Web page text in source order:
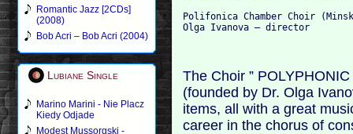
Romantic Jazz [2CDs]
(2008)
Bob Acri – Bob Acri (2004)
Lubiane Single
Marino Marini - Nie Placz
Kiedy Odjade
Modest Mussorgski -
Polifonica Chamber Choir
The Choir ”
(founded by Dr. Olga
items, all with a great
career in the chorus of